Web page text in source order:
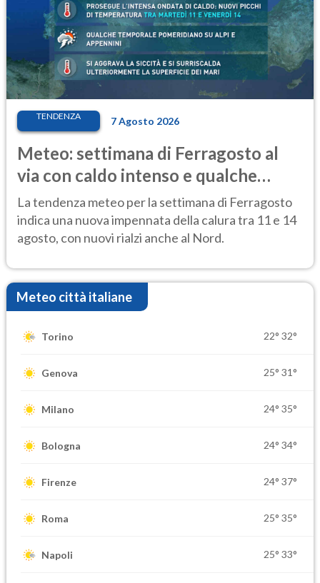
TENDENZA 7 Agosto 2026
Meteo: settimana di Ferragosto al
via con caldo intenso e qualche
temporale
La tendenza meteo per la settimana di Ferragosto
indica una nuova impennata della calura tra 11 e 14
agosto, con nuovi rialzi anche al Nord.
Meteo città italiane
Torino 22° 32°
Genova 25° 31°
Milano 24° 35°
Bologna 24° 34°
Firenze 24° 37°
Roma 25° 35°
Napoli 25° 33°